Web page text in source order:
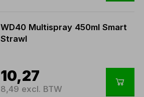
WD40 Multispray 450ml Smart
Strawl
10,27
8,49 excl. BTW